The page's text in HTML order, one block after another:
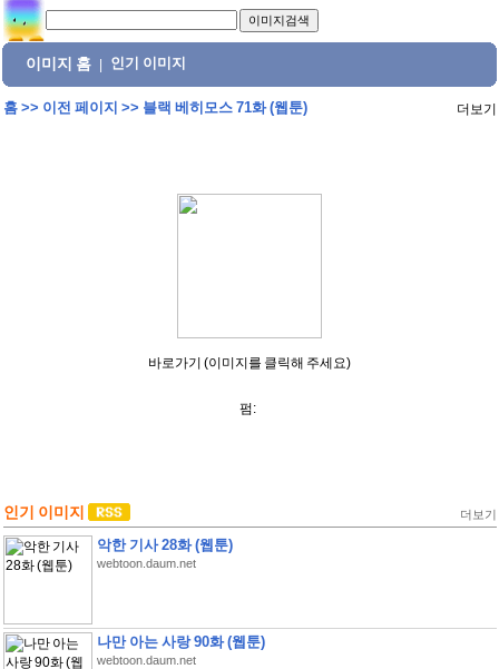
이미지 홈 인기 이미지
홈>> 이전 페이지 >> 블랙 베히모스 71화 (웹툰) 더보기
바로가기 (이미지를 클릭해 주세요)
펌:
인기 이미지 더보기
악한 기사 28화 (웹툰)
webtoon.daum.net
나만 아는 사랑 90화 (웹툰)
webtoon.daum.net